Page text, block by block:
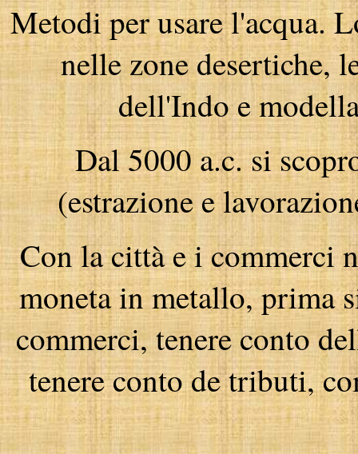
Metodi per usare l'acqua.
nelle zone desertiche,
dell'Indo e
Dal 5000 a.c. si
(estrazione e
Con la città e i commerci
moneta in metallo, prima
commerci, tenere conto
tenere conto de tributi,